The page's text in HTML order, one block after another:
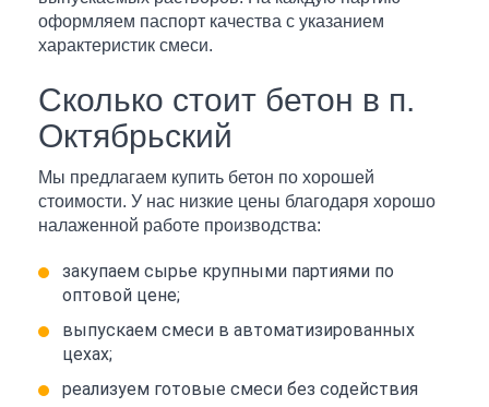
оформляем паспорт качества с указанием
характеристик смеси.
Сколько стоит бетон в п.
Октябрьский
Мы предлагаем купить бетон по хорошей
стоимости. У нас низкие цены благодаря хорошо
налаженной работе производства:
закупаем сырье крупными партиями по
оптовой цене;
выпускаем смеси в автоматизированных
цехах;
реализуем готовые смеси без содействия